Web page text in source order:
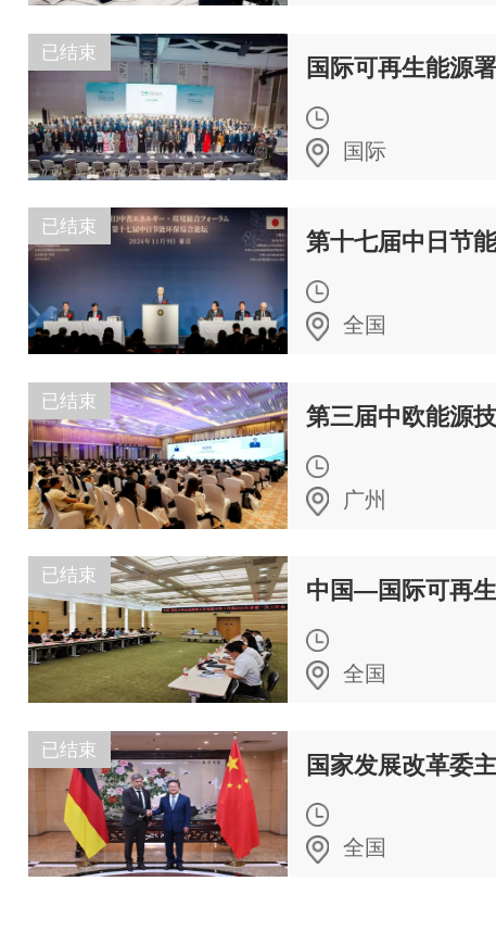
已结束
国际可再生能源
国际
已结束
第十七届中日节
全国
已结束
第三届中欧能源
广州
已结束
中国—国际可再
全国
已结束
全国